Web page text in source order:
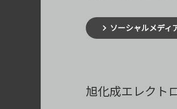
ソーシャルメディ
旭化成エレクト